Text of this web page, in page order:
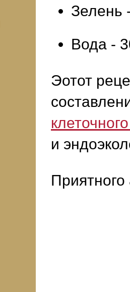
Зелень
Вода -
Эотот
и
Приятного